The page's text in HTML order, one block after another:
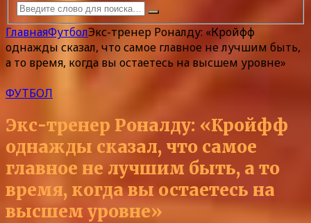
ГлавнаяФутболЭкс-тренер Роналду: «Кройфф
однажды сказал, что самое главное не лучшим быть,
а то время, когда вы остаетесь на высшем уровне»
ФУТБОЛ
Экс-тренер Роналду: «Кройфф
однажды сказал, что самое
главное не лучшим быть, а то
время, когда вы остаетесь на
высшем уровне»